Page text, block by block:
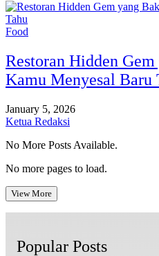
Food
Restoran Hidden
Kamu Menyesal Baru
January 5, 2026
Ketua Redaksi
No More Posts Available.
No more pages to load.
View More
Popular Posts